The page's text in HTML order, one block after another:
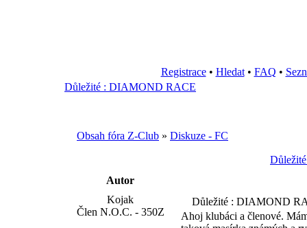
Registrace• Hledat• FAQ •
Důležité : DIAMOND RACE
Obsah fóra Z-Club » Diskuze - FC
Autor
Kojak
Člen N.O.C. - 350Z
Důležité : DIAMOND
Ahoj klubáci a členové.